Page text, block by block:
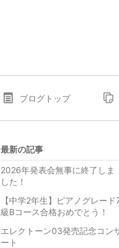
ブログトップ
最新の記事
2026年発表会無事に終了しま
した！
【中学2年生】ピアノグレード
級Bコース合格おめでとう！
エレクトーン03発売記念コン
ート